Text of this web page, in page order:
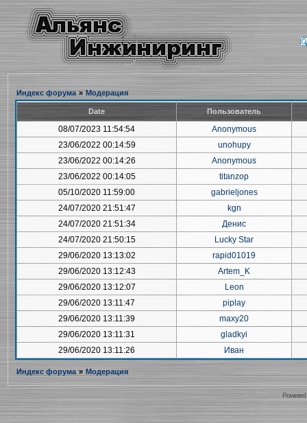
Индекс форума » Модерация
Date Пользователь
08/07/2023 11:54:54
Anonymous
23/06/2022 00:14:59
unohupy
23/06/2022 00:14:26
Anonymous
23/06/2022 00:14:05
titanzop
05/10/2020 11:59:00
gabrieljones
24/07/2020 21:51:47
kgn
24/07/2020 21:51:34
Денис
24/07/2020 21:50:15
Lucky Star
29/06/2020 13:13:02
rapid01019
29/06/2020 13:12:43
Artem_K
29/06/2020 13:12:07
Leon
29/06/2020 13:11:47
piplay
29/06/2020 13:11:39
maxy20
29/06/2020 13:11:31
gladkyi
29/06/2020 13:11:26
Иван
Индекс форума » Модерация